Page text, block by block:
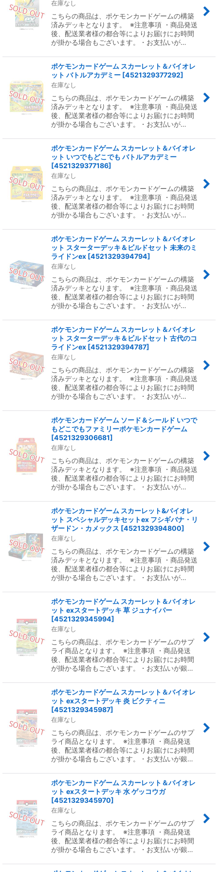
在庫なし
こちらの商品は、ポケモンカードゲームの構築
済みデッキとなります。 ※注意事項 ・商品発送
後、配送業者様の都合等によりお届けにお時間
が掛かる場合もございます。・お支払いが…
ポケモンカードゲーム スカーレット＆バイオレ
ット バトルアカデミー [4521329377292]
在庫なし
こちらの商品は、ポケモンカードゲームの構築
済みデッキとなります。 ※注意事項 ・商品発送
後、配送業者様の都合等によりお届けにお時間
が掛かる場合もございます。・お支払いが…
ポケモンカードゲーム スカーレット＆バイオレ
ット いつでもどこでも バトルアカデミー
[4521329377186]
在庫なし
こちらの商品は、ポケモンカードゲームの構築
済みデッキとなります。 ※注意事項 ・商品発送
後、配送業者様の都合等によりお届けにお時間
が掛かる場合もございます。・お支払いが…
ポケモンカードゲーム スカーレット＆バイオレ
ット スターターデッキ＆ビルドセット 未来のミ
ライドンex [4521329394794]
在庫なし
こちらの商品は、ポケモンカードゲームの構築
済みデッキとなります。 ※注意事項 ・商品発送
後、配送業者様の都合等によりお届けにお時間
が掛かる場合もございます。・お支払いが…
ポケモンカードゲーム スカーレット＆バイオレ
ット スターターデッキ＆ビルドセット 古代のコ
ライドンex [4521329394787]
在庫なし
こちらの商品は、ポケモンカードゲームの構築
済みデッキとなります。 ※注意事項 ・商品発送
後、配送業者様の都合等によりお届けにお時間
が掛かる場合もございます。・お支払いが…
ポケモンカードゲーム ソード＆シールド いつで
もどこでもファミリーポケモンカードゲーム
[4521329306681]
在庫なし
こちらの商品は、ポケモンカードゲームの構築
済みデッキとなります。 ※注意事項 ・商品発送
後、配送業者様の都合等によりお届けにお時間
が掛かる場合もございます。・お支払いが…
ポケモンカードゲーム スカーレット&バイオレ
ット スペシャルデッキセットex フシギバナ・リ
ザードン・カメックス [4521329394800]
在庫なし
こちらの商品は、ポケモンカードゲームの構築
済みデッキとなります。 ※注意事項 ・商品発送
後、配送業者様の都合等によりお届けにお時間
が掛かる場合もございます。・お支払いが…
ポケモンカードゲーム スカーレット＆バイオレ
ット exスタートデッキ 草 ジュナイパー
[4521329345994]
在庫なし
こちらの商品は、ポケモンカードゲームのサプ
ライ商品となります。 ※注意事項 ・商品発送
後、配送業者様の都合等によりお届けにお時間
が掛かる場合もございます。・お支払いが銀…
ポケモンカードゲーム スカーレット＆バイオレ
ット exスタートデッキ 炎 ビクティニ
[4521329345987]
在庫なし
こちらの商品は、ポケモンカードゲームのサプ
ライ商品となります。 ※注意事項 ・商品発送
後、配送業者様の都合等によりお届けにお時間
が掛かる場合もございます。・お支払いが銀…
ポケモンカードゲーム スカーレット＆バイオレ
ット exスタートデッキ 水 ゲッコウガ
[4521329345970]
在庫なし
こちらの商品は、ポケモンカードゲームのサプ
ライ商品となります。 ※注意事項 ・商品発送
後、配送業者様の都合等によりお届けにお時間
が掛かる場合もございます。・お支払いが銀…